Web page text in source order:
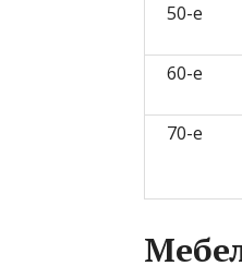
50-е
60-е
70-е